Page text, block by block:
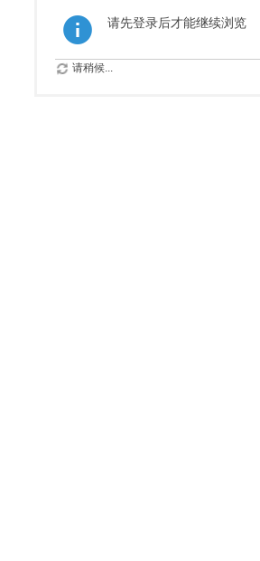
请先登录后才能继续浏览
请稍候...